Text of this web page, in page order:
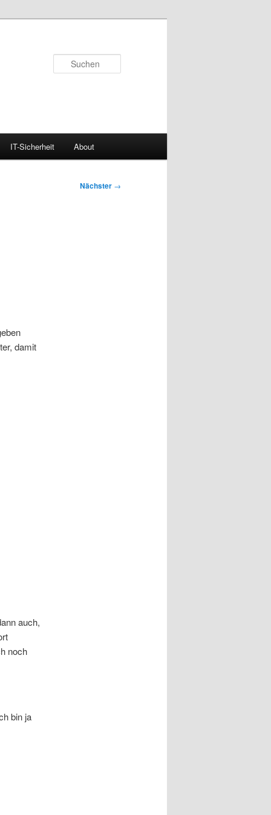
IT-Sicherheit About
Nächster →
damit
auch,
noch
bin ja